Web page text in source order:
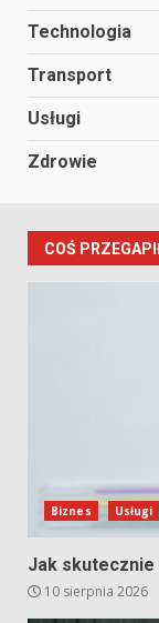
Technologia
Transport
Usługi
Zdrowie
COŚ
Biznes Usługi
Jak skutecznie
10 sierpnia 2026